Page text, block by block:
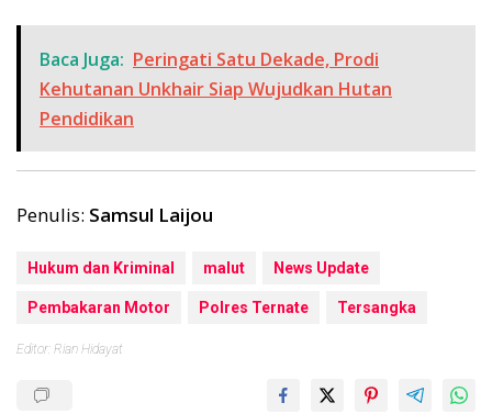
Baca Juga: Peringati Satu Dekade, Prodi
Kehutanan Unkhair Siap Wujudkan Hutan
Pendidikan
Penulis: Samsul Laijou
Hukum dan Kriminal malut News Update
Pembakaran Motor Polres Ternate Tersangka
Editor: Rian Hidayat